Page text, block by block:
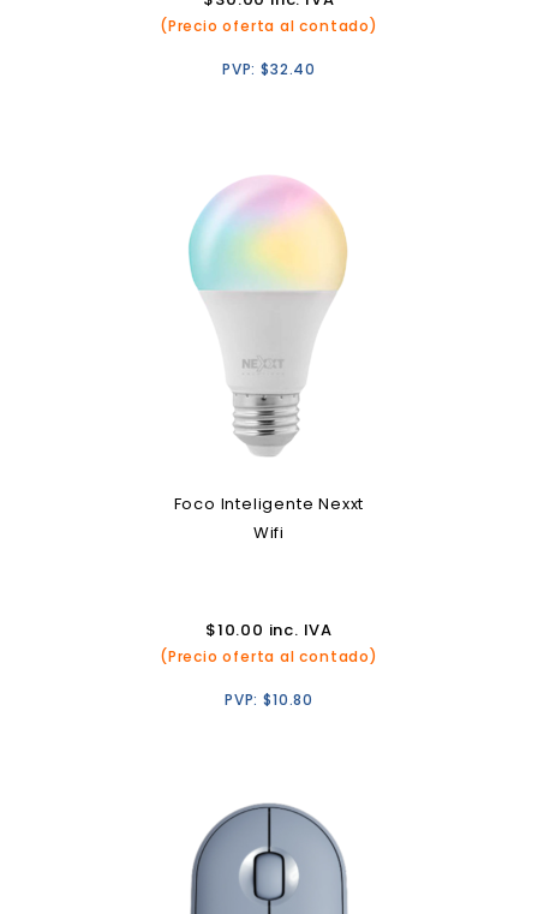
(Precio oferta al contado)
PVP:$32.40
Foco Inteligente Nexxt
Wifi
$10.00 inc. IVA
(Precio oferta al contado)
PVP:$10.80